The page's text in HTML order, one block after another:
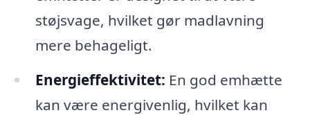
støjsvage, hvilket gør madlavning
mere behageligt.
Energieffektivitet: En god emhætte
kan være energivenlig, hvilket kan